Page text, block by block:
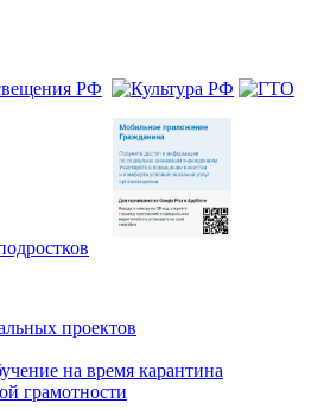
проектов
на время карантина
грамотности